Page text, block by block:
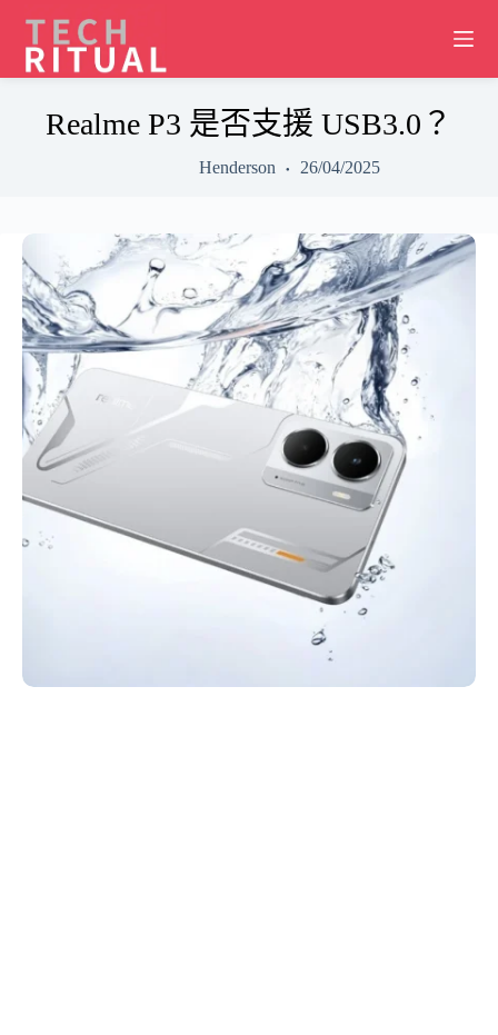
content
Realme P3 是否支援 USB3.0？
Henderson 26/04/2025